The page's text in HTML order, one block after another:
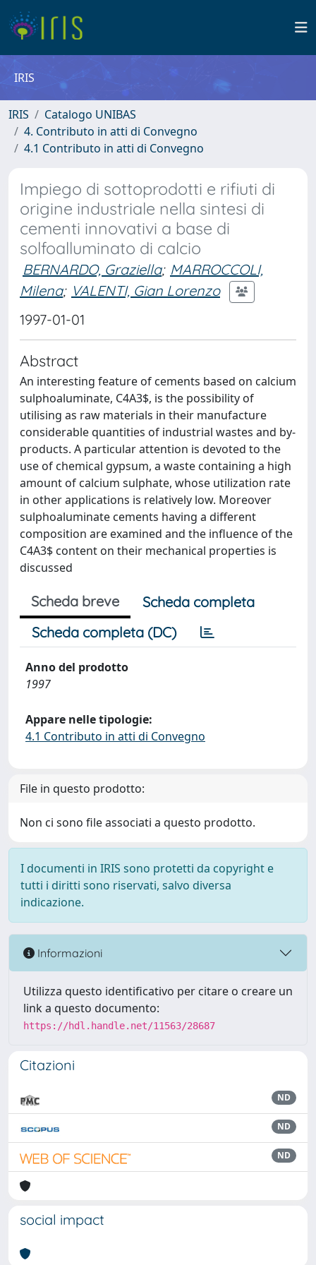
IRIS
IRIS
Catalogo UNIBAS
4. Contributo in atti di Convegno
4.1 Contributo in atti di Convegno
Impiego di sottoprodotti e rifiuti di
origine industriale nella sintesi di
cementi innovativi a base di
solfoalluminato di calcio
BERNARDO, Graziella; MARROCCOLI,
Milena; VALENTI, Gian Lorenzo
1997-01-01
Abstract
An interesting feature of cements based on calcium
sulphoaluminate, C4A3$, is the possibility of
utilising as raw materials in their manufacture
considerable quantities of industrial wastes and by-
products. A particular attention is devoted to the
use of chemical gypsum, a waste containing a high
amount of calcium sulphate, whose utilization rate
in other applications is relatively low. Moreover
sulphoaluminate cements having a different
composition are examined and the influence of the
C4A3$ content on their mechanical properties is
discussed
Scheda breve
Scheda completa
Scheda completa (DC)
Anno del prodotto
1997
Appare nelle tipologie:
4.1 Contributo in atti di Convegno
File in questo prodotto:
Non ci sono file associati a questo prodotto.
I documenti in IRIS sono protetti da copyright e
tutti i diritti sono riservati, salvo diversa
indicazione.
Informazioni
Utilizza questo identificativo per citare o creare un
link a questo documento:
https://hdl.handle.net/11563/28687
Citazioni
ND
ND
ND
social impact